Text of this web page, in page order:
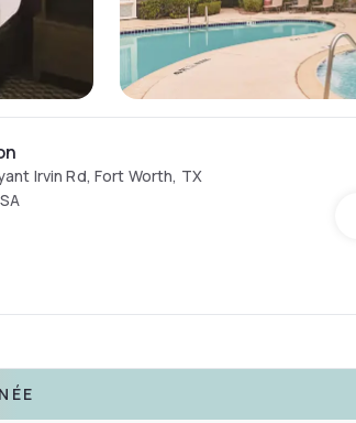
Irvin Rd, Fort Worth, TX